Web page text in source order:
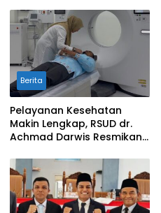
Berita
Pelayanan Kesehatan
Makin Lengkap, RSUD dr.
Achmad Darwis Resmikan